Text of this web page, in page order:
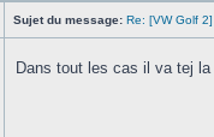
Sujet du message: Re: [VW Golf
Dans tout les cas il va tej